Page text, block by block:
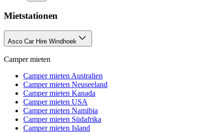
Mietstationen
Asco Car Hire Windhoek
Camper mieten
Camper mieten Australien
Camper mieten Neuseeland
Camper mieten Kanada
Camper mieten USA
Camper mieten Namibia
Camper mieten Südafrika
Camper mieten Island